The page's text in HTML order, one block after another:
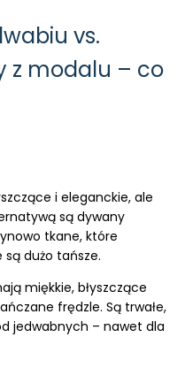
vs.
z modalu – co
i eleganckie, ale
są dywany
tkane, które
dużo tańsze.
miękkie, błyszczące
frędzle. Są trwałe,
jedwabnych – nawet dla